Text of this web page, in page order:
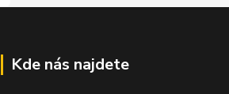
Kde nás najdete